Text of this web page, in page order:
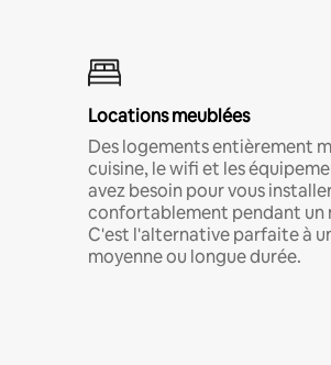
Locations meublées
Des logements entièrement
cuisine, le wifi et les
avez besoin pour vous
confortablement pendant un
C'est l'alternative parfaite à
moyenne ou longue durée.